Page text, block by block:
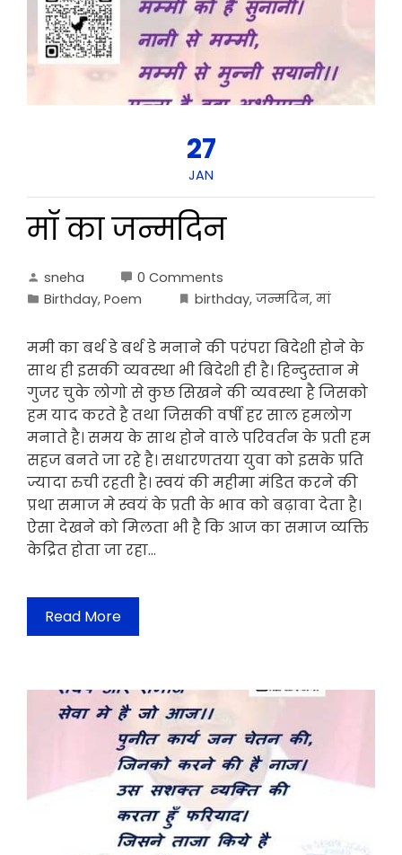
27
JAN
मॉ का जन्मदिन
sneha
0 Comments
Birthday, Poem birthday, जन्मदिन, मां
ममी का बर्थ डे बर्थ डे मनाने की परंपरा बिदेशी होने के
साथ ही इसकी व्यवस्था भी बिदेशी ही है। हिन्दुस्तान मे
गुजर चुके लोगो से कुछ सिखने की व्यवस्था है जिसको
हम याद करते है तथा जिसकी वर्षी हर साल हमलोग
मनाते है। समय के साथ होने वाले परिवर्तन के प्रती हम
सहज बनते जा रहे है। सधारणतया युवा को इसके प्रति
ज्यादा रुची रहती है। स्वयं की महीमा मंडित करने की
प्रथा समाज मे स्वयं के प्रती के भाव को बढ़ावा देता है।
ऐसा देखने को मिलता भी है कि आज का समाज व्यक्ति
केद्रित होता जा रहा…
Read More